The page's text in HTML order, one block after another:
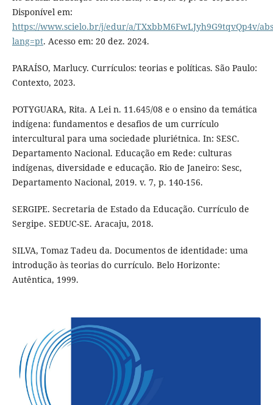
Disponível em:
https://www.scielo.br/j/edur/a/TXxbbM6FwLJyh9G9tqvQp4v/
lang=pt. Acesso em: 20 dez. 2024.
PARAÍSO, Marlucy. Currículos: teorias e políticas. São Paulo:
Contexto, 2023.
POTYGUARA, Rita. A Lei n. 11.645/08 e o ensino da temática
indígena: fundamentos e desafios de um currículo
intercultural para uma sociedade pluriétnica. In: SESC.
Departamento Nacional. Educação em Rede: culturas
indígenas, diversidade e educação. Rio de Janeiro: Sesc,
Departamento Nacional, 2019. v. 7, p. 140-156.
SERGIPE. Secretaria de Estado da Educação. Currículo de
Sergipe. SEDUC-SE. Aracaju, 2018.
SILVA, Tomaz Tadeu da. Documentos de identidade: uma
introdução às teorias do currículo. Belo Horizonte:
Autêntica, 1999.